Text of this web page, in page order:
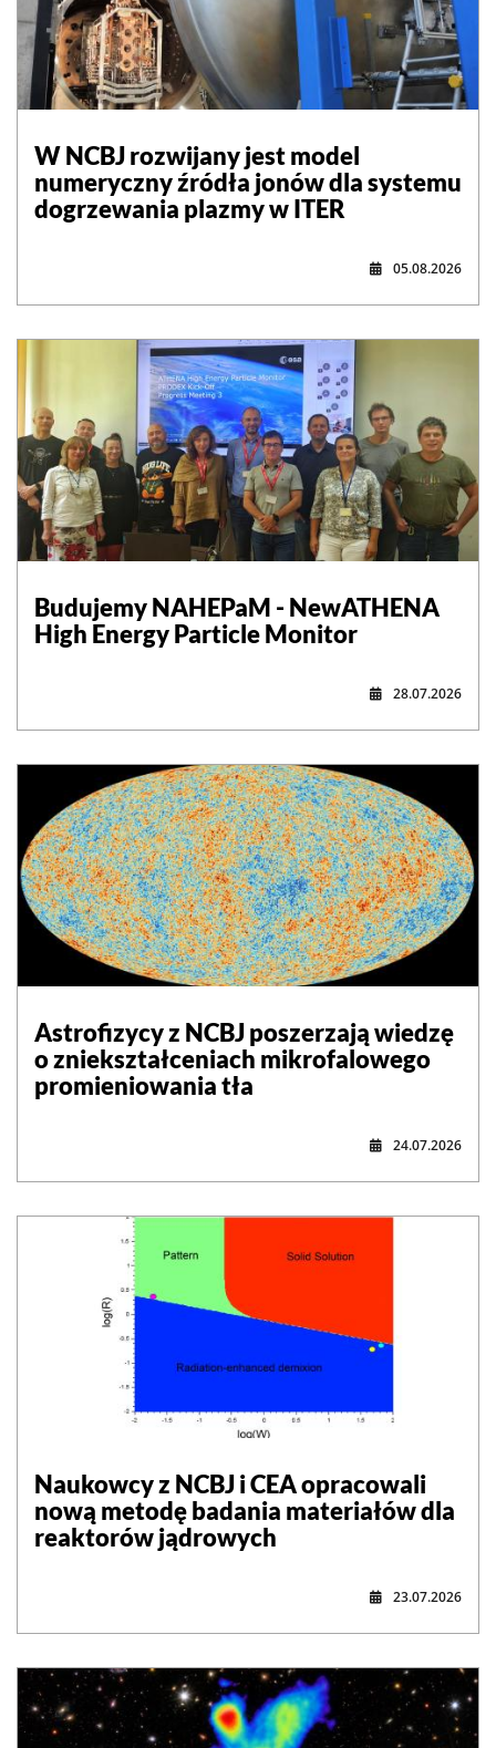
W NCBJ rozwijany jest model
numeryczny źródła jonów dla systemu
dogrzewania plazmy w ITER
05.08.2026
Budujemy NAHEPaM - NewATHENA
High Energy Particle Monitor
28.07.2026
Astrofizycy z NCBJ poszerzają wiedzę
o zniekształceniach mikrofalowego
promieniowania tła
24.07.2026
Naukowcy z NCBJ i CEA opracowali
nową metodę badania materiałów dla
reaktorów jądrowych
23.07.2026